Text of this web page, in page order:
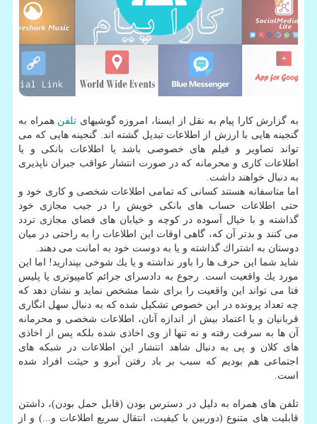
به گزارش كارا پیام به نقل از ایسنا، امروزه گوشیهای تلفن همراه به
گنجینه هایی با ارزش از اطلاعات تبدیل گشته اند. گنجینه هایی كه می
تواند تصاویر و فیلم های خصوصی باشد یا اطلاعات بانكی و یا
اطلاعات كاری و محرمانه كه در صورت انتشار عواقب جبران ناپذیری
به دنبال خواهند داشت.
اما متاسفانه هستند كسانی كه تمامی اطلاعات شخصی و كاری خود و
حتی اطلاعات حساب ‎های بانكی خویش را در جیب مجازی خود
گذاشته و با خیال آسوده در كوچه و خیابان های فضای مجازی تردد
می ‎كنند و بدتر آن ‎كه، گاهی اوقات این اطلاعات را به راحتی در میان
دوستان به اشتراك گذاشته و یا به دوست خود به امانت می دهند.
شاید شما این حرف ها را باور نداشته و یا یك شوخی بپندارید! اما این
مورد یك واقعیت است. رجوع به دادسرای جرائم كامپیوتری یا پلیس
فتا می تواند این واقعیت را برای شما مشخص نماید و نشان دهد كه
چه تعداد پرونده در این خصوص تشكیل شده كه به دنبال سهل انگاری
قربانیان و یا اعتماد بیش از اندازه آنان، اطلاعات شخصی و محرمانه
آن ها به سرقت رفته و نه تنها از وی اخاذی شده بلكه پس از اخاذی
های كلان و پی به دنبال شاهد انتشار این اطلاعات در شبكه های
اجتماعی هم بودیم كه سبب بر باد رفتن آبرو و حیثت افراد شده
است.
تلفن های همراه به دلیل در دسترس بودن (قابل حمل بودن)، داشتن
قابلیت های متنوع (دوربین با كیفیت، انتقال سریع اطلاعات و...) و از